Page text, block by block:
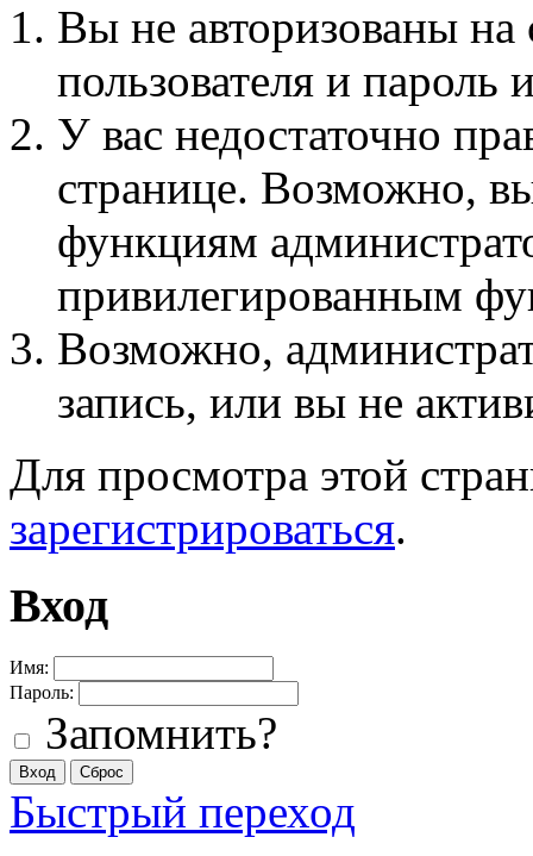
Вы не авторизованы на
пользователя и пароль
У вас недостаточно
странице. Возможно,
функциям
привилегированным
Возможно,
запись, или вы не
Для просмотра этой
зарегистрироваться.
Вход
Имя:
Пароль:
Запомнить?
Быстрый переход